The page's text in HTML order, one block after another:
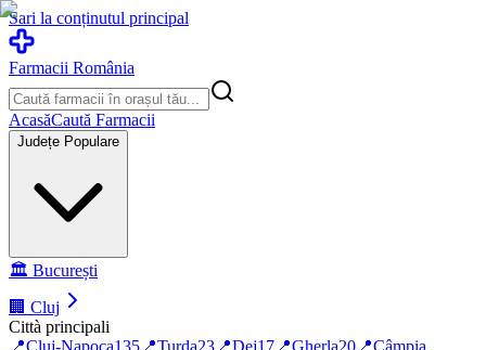
Sari la conținutul principal
Farmacii România
AcasăCaută Farmacii
Județe Populare
🏛️ București
🏢 Cluj
Città principali
📍Cluj-Napoca135 📍Turda23 📍Dej17 📍Gherla20 📍Câmpia